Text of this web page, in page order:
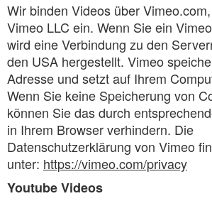
Wir binden Videos über
Vimeo LLC ein. Wenn Sie ein
wird eine Verbindung zu den
den USA hergestellt. Vimeo
Adresse und setzt auf Ihrem
Wenn Sie keine Speicherung von
können Sie das durch
in Ihrem Browser verhindern. Die
Datenschutzerklärung von Vimeo
unter: https://vimeo.com/privacy
Youtube Videos